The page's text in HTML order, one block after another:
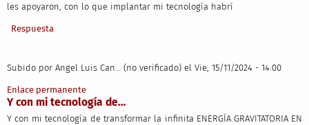
les apoyaron, con lo que implantar mi tecnología habrí
Respuesta
Subido por Angel Luis Can… (no verificado) el Vie, 15/11/2024 - 14:00
Enlace permanente
Y con mi tecnología de…
Y con mi tecnología de transformar la infinita ENERGÍA GRAVITATORIA EN